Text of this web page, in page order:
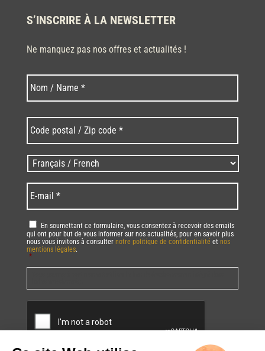
S’INSCRIRE À LA NEWSLETTER
Ne manquez pas nos offres et actualités !
Nom * Nom
postal
/
Zip
code
* *
Langues
/
Language *
mail *
RGPD *
En soumettant ce formulaire, vous consentez à recevoir des emails
qui ont pour but de vous informer sur nos actualités, pour en savoir plus
nous vous invitons à consulter notre politique de confidentialité et nos
mentions légales.
*